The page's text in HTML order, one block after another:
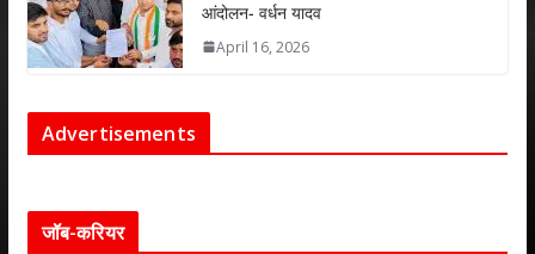
आंदोलन- वर्धन यादव
April 16, 2026
Advertisements
जॉब-करियर